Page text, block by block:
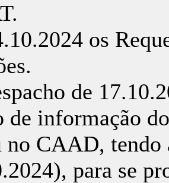
os
de
de informação
no CAAD, tendo
para se